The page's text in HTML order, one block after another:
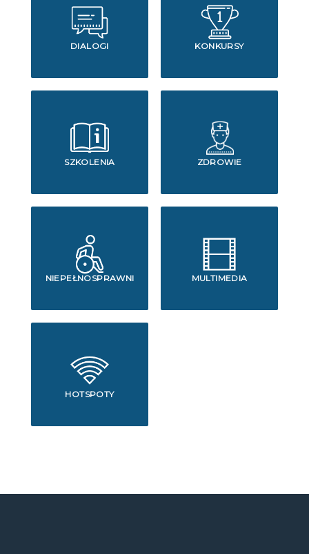
DIALOGI KONKURSY
SZKOLENIA ZDROWIE
NIEPEŁNOSPRAWNI MULTIMEDIA
HOTSPOTY